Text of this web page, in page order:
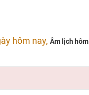
hôm nay, Âm lịch hôm